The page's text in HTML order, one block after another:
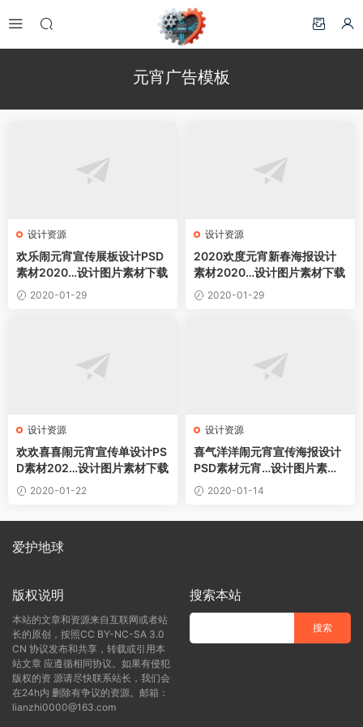
元宵广告模板
设计资源
欢乐闹元宵宣传展板设计PSD
素材2020…设计图片素材下载
2020-01-29
设计资源
2020欢度元宵新春海报设计
素材2020…设计图片素材下载
2020-01-29
设计资源
欢欢喜喜闹元宵宣传单设计PS
D素材202…设计图片素材下载
2020-01-22
设计资源
喜气洋洋闹元宵宣传海报设计
PSD素材元宵…设计图片素材
下载2020-01-14
爱护地球
版权说明
本站的文章和资源来自互联网或者站
长的原创，按照CC BY-NC-SA 3.0
CN 协议发布和共享，转载或引用本
站文章 应遵循相同协议。如果有侵犯
版权的资 源请尽快联系站长，我们会
在24h内 删除有争议的资源。邮箱：
lianzhi0000@163.com
搜索本站